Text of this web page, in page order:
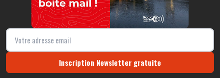
Inscription Newsletter gratuite